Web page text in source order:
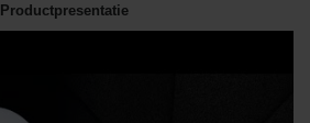
Productpresentatie